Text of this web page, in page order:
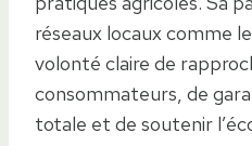
réseaux locaux comme
volonté claire de
consommateurs, de
totale et de soutenir